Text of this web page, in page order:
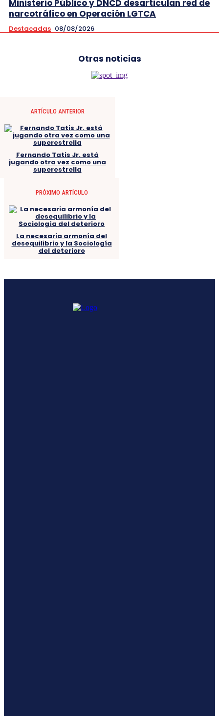
Ministerio Público y DNCD desarticulan red de
narcotráfico en Operación LGTCA
Destacadas 08/08/2026
Otras noticias
ARTÍCULO ANTERIOR
Fernando Tatis Jr. está
jugando otra vez como una
superestrella
PRÓXIMO ARTÍCULO
La necesaria armonía del
desequilibrio y la Sociología
del deterioro